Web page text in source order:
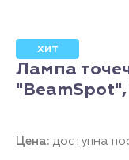
ХИТ
Лампа
Цена: доступна